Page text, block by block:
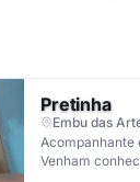
Pretinha
Embu das
Acompanhante
Venham